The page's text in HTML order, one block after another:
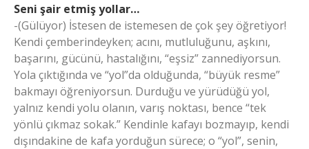
Seni şair etmiş yollar…
-(Gülüyor) İstesen de istemesen de çok şey öğretiyor!
Kendi çemberindeyken; acını, mutluluğunu, aşkını,
başarını, gücünü, hastalığını, “eşsiz” zannediyorsun.
Yola çıktığında ve “yol”da olduğunda, “büyük resme”
bakmayı öğreniyorsun. Durduğu ve yürüdüğü yol,
yalnız kendi yolu olanın, varış noktası, bence “tek
yönlü çıkmaz sokak.” Kendinle kafayı bozmayıp, kendi
dışındakine de kafa yorduğun sürece; o “yol”, senin,